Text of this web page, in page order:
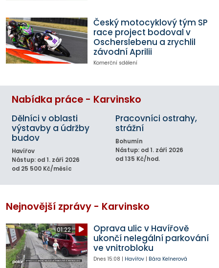
Český motocyklový tým SP
race project bodoval v
Oscherslebenu a zrychlil
závodní Aprilii
Komerční sdělení
Nabídka práce - Karvinsko
Dělníci v oblasti
výstavby a údržby
budov
Havířov
Nástup: od 1. září 2026
od 25 500 Kč/měsíc
Pracovníci ostrahy,
strážní
Bohumín
Nástup: od 1. září 2026
od 135 Kč/hod.
Nejnovější zprávy - Karvinsko
01:22
Oprava ulic v Havířově
ukončí nelegální parkování
ve vnitrobloku
Dnes 15:08 | Havířov| Bára Kelnerová